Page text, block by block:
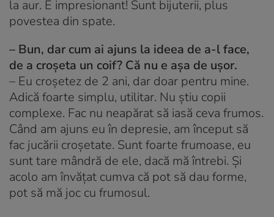
la aur. E impresionant! Sunt bijuterii, plus
povestea din spate.
– Bun, dar cum ai ajuns la ideea de a-l face,
de a croșeta un coif? Că nu e așa de ușor.
– Eu croșetez de 2 ani, dar doar pentru mine.
Adică foarte simplu, utilitar. Nu știu copii
complexe. Fac nu neapărat să iasă ceva frumos.
Când am ajuns eu în depresie, am început să
fac jucării croșetate. Sunt foarte frumoase, eu
sunt tare mândră de ele, dacă mă întrebi. Și
acolo am învățat cumva că pot să dau forme,
pot să mă joc cu frumosul.